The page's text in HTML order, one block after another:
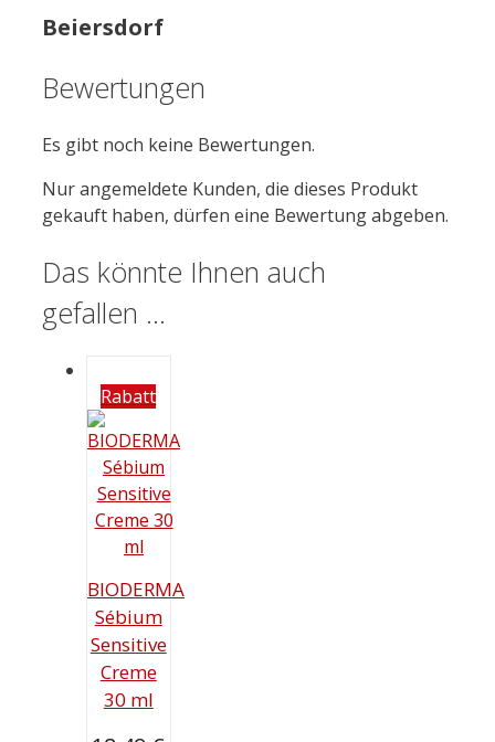
Beiersdorf
Bewertungen
Es gibt noch keine Bewertungen.
Nur angemeldete Kunden, die dieses Produkt
gekauft haben, dürfen eine Bewertung abgeben.
Das könnte Ihnen auch
gefallen …
Rabatt
BIODERMA
Sébium
Sensitive
Creme
30 ml